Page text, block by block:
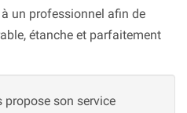
un professionnel afin de
étanche et parfaitement
propose son service